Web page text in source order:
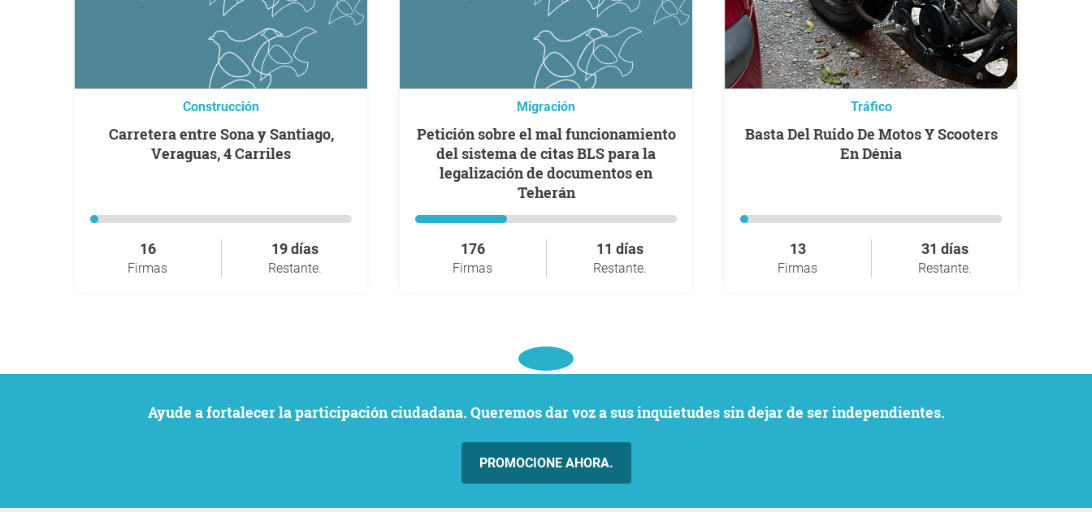
Construcción
Carretera entre Sona y Santiago,
Veraguas, 4 Carriles
16
Firmas
19 días
Restante.
Migración
Petición sobre el mal funcionamiento
del sistema de citas BLS para la
legalización de documentos en
Teherán
176
Firmas
11 días
Restante.
Tráfico
Basta Del Ruido De Motos Y Scooters
En Dénia
13
Firmas
31 días
Restante.
Ayude a fortalecer la participación ciudadana. Queremos dar voz a sus inquietudes sin dejar de ser independientes.
PROMOCIONE AHORA.